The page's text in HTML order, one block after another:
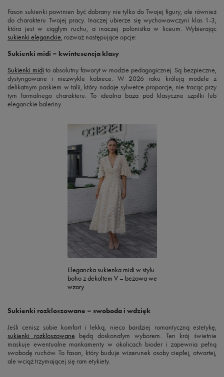
Fason sukienki powinien być dobrany nie tylko do Twojej figury, ale również
do charakteru Twojej pracy. Inaczej ubierze się wychowawczyni klas 1-3,
która jest w ciągłym ruchu, a inaczej polonistka w liceum. Wybierając
sukienki eleganckie, rozważ następujące opcje:
Sukienki midi – kwintesencja klasy
Sukienki midi to absolutny faworyt w modzie pedagogicznej. Są bezpieczne,
dystyngowane i niezwykle kobiece. W 2026 roku królują modele z
delikatnym paskiem w talii, który nadaje sylwetce proporcje, nie tracąc przy
tym formalnego charakteru. To idealna baza pod klasyczne szpilki lub
eleganckie baleriny.
Elegancka sukienka midi w stylu
boho z dekoltem V – beżowa we
wzory
Sukienki rozkloszowane – swoboda i wdzięk
Jeśli cenisz sobie komfort i lekką, nieco bardziej romantyczną estetykę,
sukienki rozkloszowane będą doskonałym wyborem. Ten krój świetnie
maskuje ewentualne mankamenty w okolicach bioder i zapewnia pełną
swobodę ruchów. To fason, który buduje wizerunek osoby ciepłej, otwartej,
ale wciąż trzymającej się ram etykiety.